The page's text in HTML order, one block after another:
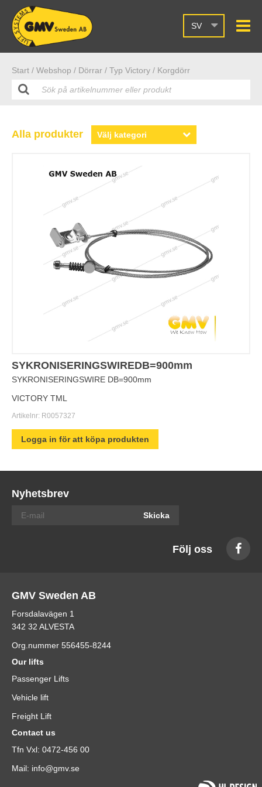
SV
Start / Webshop / Dörrar / Typ Victory / Korgdörr
Alla produkter
SYKRONISERINGSWIREDB=900mm
SYKRONISERINGSWIRE DB=900mm
VICTORY TML
Artikelnr: R0057327
Logga in för att köpa produkten
Nyhetsbrev
Skicka
Följ oss
GMV Sweden AB
Forsdalavägen 1
342 32 ALVESTA
Org.nummer 556455-8244
Our lifts
Passenger Lifts
Vehicle lift
Freight Lift
Contact us
Tfn Vxl: 0472-456 00
Mail: info@gmv.se